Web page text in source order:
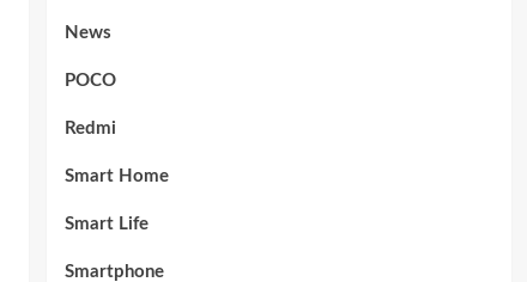
News
POCO
Redmi
Smart Home
Smart Life
Smartphone